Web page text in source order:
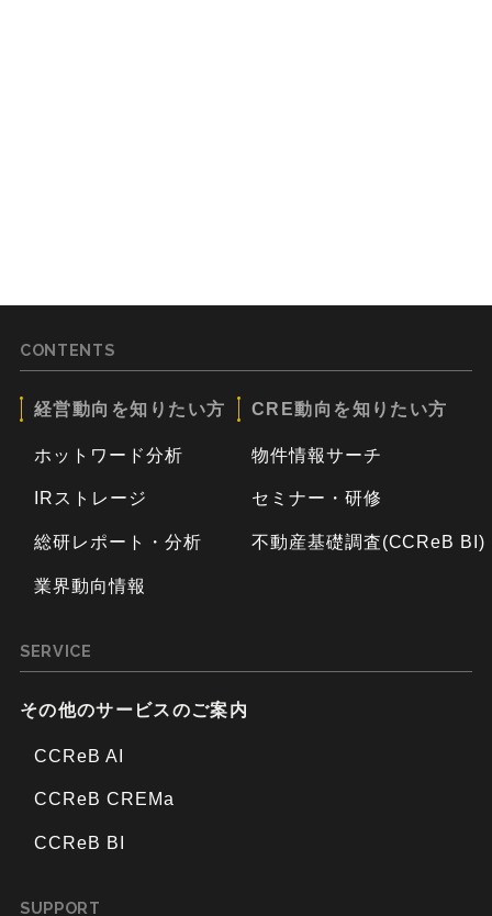
CONTENTS
経営動向を知りたい方
ホットワード分析
IRストレージ
総研レポート・分析
業界動向情報
CRE動向を知りたい方
物件情報サーチ
セミナー・研修
不動産基礎調査(CCReB BI)
SERVICE
その他のサービスのご案内
CCReB AI
CCReB CREMa
CCReB BI
SUPPORT